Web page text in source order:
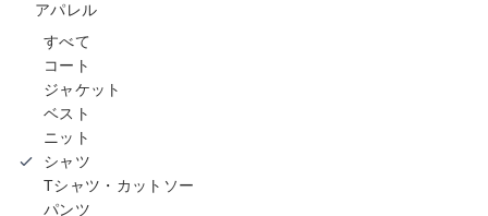
アパレル
すべて
コート
ジャケット
ベスト
ニット
シャツ
Tシャツ・カットソー
パンツ